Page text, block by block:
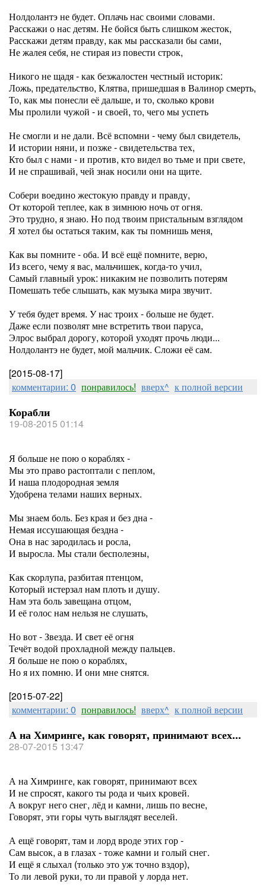
Нолдолантэ не будет. Оплачь нас своими словами.
Расскажи о нас детям. Не бойся быть слишком жесток,
Расскажи детям правду, как мы рассказали бы сами,
Не жалея себя, не стирая из повести строк,
Никого не щадя - как безжалостен честный историк:
Ложь, предательство, Клятва, пришедшая в Валинор смерть,
То, как мы понесли её дальше, и то, сколько крови
Мы пролили чужой - и своей, то, чего мы успеть
Не смогли и не дали. Всё вспомни - чему был свидетель,
И истории няни, и позже - свидетельства тех,
Кто был с нами - и против, кто видел во тьме и при свете,
И не спрашивай, чей знак носили они на щите.
Собери воедино жестокую правду и правду,
От которой теплее, как в зимнюю ночь от огня.
Это трудно, я знаю. Но под твоим пристальным взглядом
Я хотел бы остаться таким, как ты помнишь меня,
Как вы помните - оба. И всё ещё помните, верю,
Из всего, чему я вас, мальчишек, когда-то учил,
Самый главный урок: никаким не позволить потерям
Помешать тебе слышать, как музыка мира звучит.
У тебя будет время. У нас троих - больше не будет.
Даже если позволят мне встретить твои паруса,
Элрос выбрал дорогу, которой уходят прочь люди...
Нолдолантэ не будет, мой мальчик. Сложи её сам.
[2015-08-17]
комментарии: 0 понравилось! вверх^ к полной версии
Корабли
19-08-2015 01:14
Я больше не пою о кораблях -
Мы это право растоптали с пеплом,
И наша плодородная земля
Удобрена телами наших верных.
Мы знаем боль. Без края и без дна -
Немая иссушающая бездна -
Она в нас зародилась и росла,
И выросла. Мы стали бесполезны,
Как скорлупа, разбитая птенцом,
Который истерзал нам плоть и душу.
Нам эта боль завещана отцом,
И её голос нам нельзя не слушать,
Но вот - Звезда. И свет её огня
Течёт водой прохладной между пальцев.
Я больше не пою о кораблях,
Но я их помню. И они мне снятся.
[2015-07-22]
комментарии: 0 понравилось! вверх^ к полной версии
А на Химринге, как говорят, принимают всех...
28-07-2015 13:47
А на Химринге, как говорят, принимают всех
И не спросят, какого ты рода и чьих кровей.
А вокруг него снег, лёд и камни, лишь по весне,
Говорят, эти горы чуть выглядят веселей.
А ещё говорят, там и лорд вроде этих гор -
Сам высок, а в глазах - тоже камни и голый снег.
И ещё я слыхал (только это уж точно вздор),
То ли левой руки, то ли правой у лорда нет.